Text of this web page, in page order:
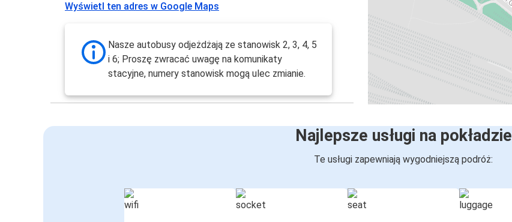
Wyświetl ten adres w Google Maps
Nasze autobusy odjeżdżają ze stanowisk 2, 3, 4, 5
i 6; Proszę zwracać uwagę na komunikaty
stacyjne, numery stanowisk mogą ulec zmianie.
Najlepsze usługi na pokładzie
Te usługi zapewniają wygodniejszą podróż: